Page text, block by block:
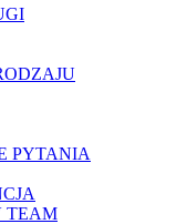
PYTANIA
TEAM